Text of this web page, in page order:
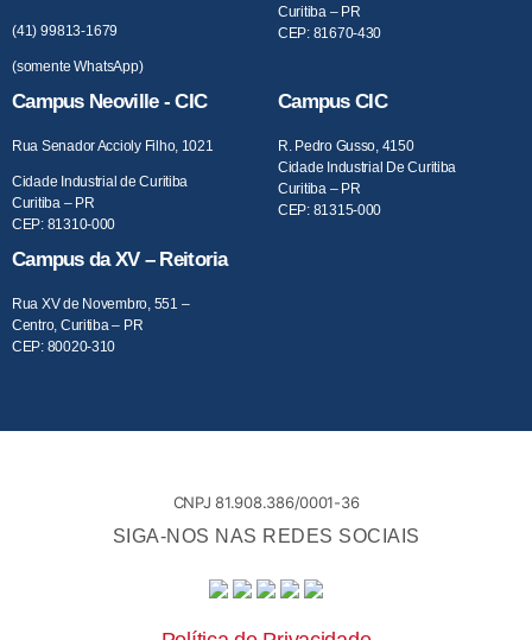
(41) 99813-1679
(somente WhatsApp)
Curitiba – PR
CEP: 81670-430
Campus Neoville - CIC
Rua Senador Accioly Filho, 1021
Cidade Industrial de Curitiba
Curitiba – PR
CEP: 81310-000
Campus CIC
R. Pedro Gusso, 4150
Cidade Industrial De Curitiba
Curitiba – PR
CEP: 81315-000
Campus da XV – Reitoria
Rua XV de Novembro, 551 –
Centro, Curitiba – PR
CEP: 80020-310
CNPJ 81.908.386/0001-36
SIGA-NOS NAS REDES SOCIAIS